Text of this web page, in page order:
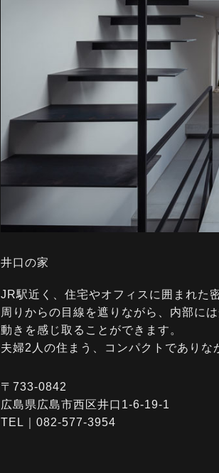
井口の家
JR駅近く、住宅やオフィスに囲まれた
周りからの目線を遮りながら、内部に
動きを感じ取ることができます。
夫婦2人の住まう、コンパクトでありな
〒733-0842
広島県広島市西区井口1-6-19-1
TEL｜082-577-3954